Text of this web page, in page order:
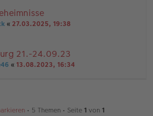
« 27.03.2025, 19:38
21.-24.09.23
« 13.08.2023, 16:34
• 5 Themen • Seite 1 von 1